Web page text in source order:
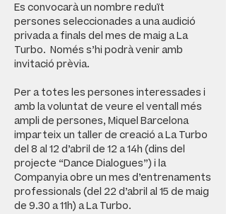
Es convocarà un nombre reduït
persones seleccionades a una audició
privada a finals del mes de maig a La
Turbo. Només s’hi podrà venir amb
invitació prèvia.
Per a totes les persones interessades i
amb la voluntat de veure el ventall més
ampli de persones, Miquel Barcelona
imparteix un taller de creació a La Turbo
del 8 al 12 d’abril de 12 a 14h (dins del
projecte “Dance Dialogues”) i la
Companyia obre un mes d’entrenaments
professionals (del 22 d’abril al 15 de maig
de 9.30 a 11h) a La Turbo.